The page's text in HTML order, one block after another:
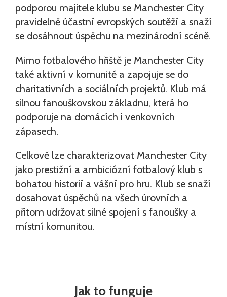
podporou majitele klubu se Manchester City
pravidelně účastní evropských soutěží a snaží
se dosáhnout úspěchu na mezinárodní scéně.
Mimo fotbalového hřiště je Manchester City
také aktivní v komunitě a zapojuje se do
charitativních a sociálních projektů. Klub má
silnou fanouškovskou základnu, která ho
podporuje na domácích i venkovních
zápasech.
Celkově lze charakterizovat Manchester City
jako prestižní a ambiciózní fotbalový klub s
bohatou historií a vášní pro hru. Klub se snaží
dosahovat úspěchů na všech úrovních a
přitom udržovat silné spojení s fanoušky a
místní komunitou.
Jak to funguje